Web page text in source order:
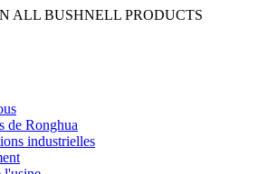
ALL BUSHNELL PRODUCTS
de Ronghua
industrielles